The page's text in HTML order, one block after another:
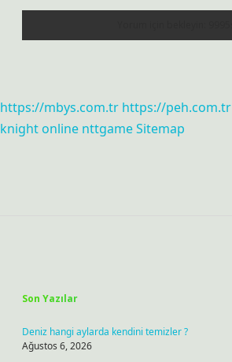
https://mbys.com.tr https://peh.com.tr
knight online nttgameSitemap
Son Yazılar
Deniz hangi aylarda kendini temizler ?
Ağustos 6, 2026